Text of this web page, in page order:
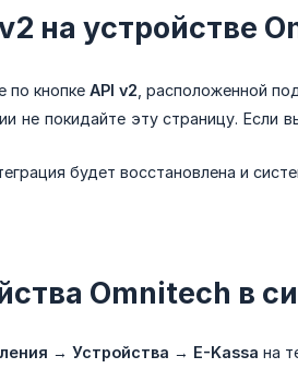
на устройстве
по кнопке API v2 , расположенной
не покидайте эту страницу. Если
будет восстановлена и
Omnitech в
→ Устройства → E-Kassa на